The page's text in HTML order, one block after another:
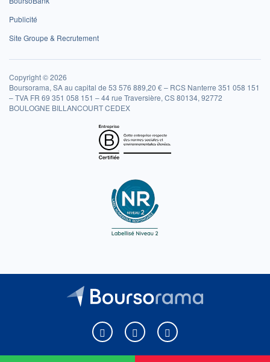
Publicité
Site Groupe & Recrutement
Copyright © 2026
Boursorama, SA au capital de 53 576 889,20 € – RCS Nanterre 351 058 151
– TVA FR 69 351 058 151 – 44 rue Traversière, CS 80134, 92772
BOULOGNE BILLANCOURT CEDEX
Boursorama sur Facebook
Boursorama sur XBoursorama sur